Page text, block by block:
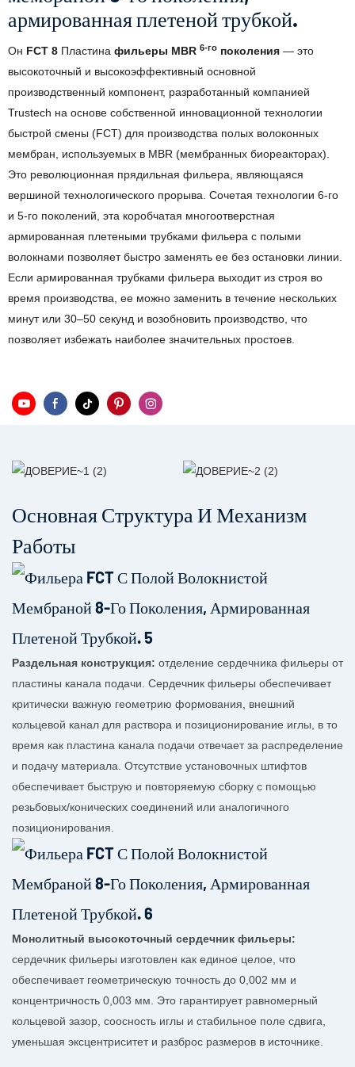
армированная плетеной трубкой.
Он FCT 8 Пластина фильеры MBR 6-го поколения — это
высокоточный и высокоэффективный основной
производственный компонент, разработанный компанией
Trustech на основе собственной инновационной технологии
быстрой смены (FCT) для производства полых волоконных
мембран, используемых в MBR (мембранных биореакторах).
Это революционная прядильная фильера, являющаяся
вершиной технологического прорыва. Сочетая технологии 6-го
и 5-го поколений, эта коробчатая многоотверстная
армированная плетеными трубками фильера с полыми
волокнами позволяет быстро заменять ее без остановки линии.
Если армированная трубками фильера выходит из строя во
время производства, ее можно заменить в течение нескольких
минут или 30–50 секунд и возобновить производство, что
позволяет избежать наиболее значительных простоев.
Основная Структура И Механизм
Работы
Раздельная конструкция: отделение сердечника фильеры от
пластины канала подачи. Сердечник фильеры обеспечивает
критически важную геометрию формования, внешний
кольцевой канал для раствора и позиционирование иглы, в то
время как пластина канала подачи отвечает за распределение
и подачу материала. Отсутствие установочных штифтов
обеспечивает быструю и повторяемую сборку с помощью
резьбовых/конических соединений или аналогичного
позиционирования.
Монолитный высокоточный сердечник фильеры:
сердечник фильеры изготовлен как единое целое, что
обеспечивает геометрическую точность до 0,002 мм и
концентричность 0,003 мм. Это гарантирует равномерный
кольцевой зазор, соосность иглы и стабильное поле сдвига,
уменьшая эксцентриситет и разброс размеров в источнике.